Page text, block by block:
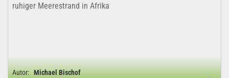
ruhiger Meerestrand in Afrika
Autor: Michael Bischof